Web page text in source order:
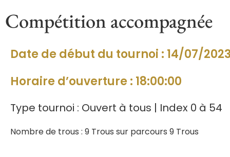
Compétition accompagnée
Date de début du tournoi : 14/07/
Horaire d’ouverture : 18:00:00
Type tournoi : Ouvert à tous | Index 0 à 54
Nombre de trous : 9 Trous sur parcours 9 Trous